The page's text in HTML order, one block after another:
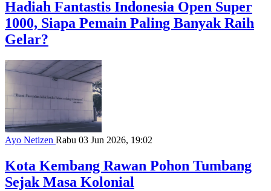
Hadiah Fantastis Indonesia Open Super
1000, Siapa Pemain Paling Banyak Raih
Gelar?
Ayo Netizen Rabu 03 Jun 2026, 19:02
Kota Kembang Rawan Pohon Tumbang
Sejak Masa Kolonial